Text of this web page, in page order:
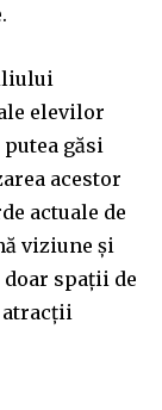
elevilor
găsi
acestor
actuale de
viziune și
spații de
atracții